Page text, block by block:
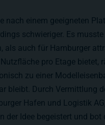
nach einem geeigneten
schwieriger. Es
als auch für Hamburger
pro Etage bietet,
zu einer
bleibt. Durch Vermittlung
Hafen und Logistik
der Idee begeistert und